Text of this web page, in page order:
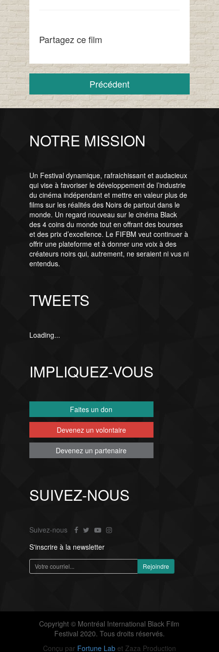
Partagez ce film
Précédent
NOTRE MISSION
Un Festival dynamique, rafraichissant et audacieux
qui vise à favoriser le développement de l’industrie
du cinéma indépendant et mettre en valeur plus de
films sur les réalités des Noirs de partout dans le
monde. Un regard nouveau sur le cinéma Black
des 4 coins du monde tout en offrant des bourses
et des prix d’excellence. Le FIFBM veut continuer à
offrir une plateforme et à donner une voix à des
créateurs noirs qui, autrement, ne seraient ni vus ni
entendus.
TWEETS
Loading...
IMPLIQUEZ-VOUS
Faites un don
Devenez un volontaire
Devenez un partenaire
SUIVEZ-NOUS
Suivez-nous
S'inscrire à la newsletter
Copyright © Montréal International Black Film
Festival 2020. Tous droits réservés.
Conçu par Fortune Labet Zaza Production